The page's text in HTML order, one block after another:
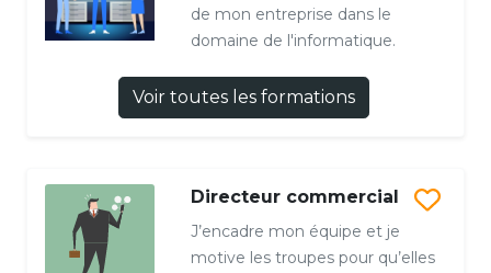
de mon entreprise dans le
domaine de l'informatique.
Voir toutes les formations
Directeur commercial
J’encadre mon équipe et je
motive les troupes pour qu’elles